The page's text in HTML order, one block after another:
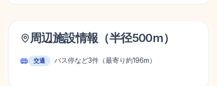
周辺施設情報（半径500m）
交通 バス停など3件 （最寄り約196m）